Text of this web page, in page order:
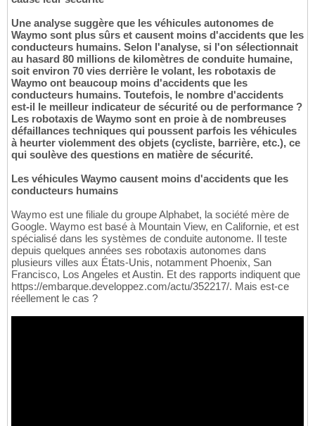
Une analyse suggère que les véhicules autonomes de
Waymo sont plus sûrs et causent moins d'accidents que les
conducteurs humains. Selon l'analyse, si l'on sélectionnait
au hasard 80 millions de kilomètres de conduite humaine,
soit environ 70 vies derrière le volant, les robotaxis de
Waymo ont beaucoup moins d'accidents que les
conducteurs humains. Toutefois, le nombre d'accidents
est-il le meilleur indicateur de sécurité ou de performance ?
Les robotaxis de Waymo sont en proie à de nombreuses
défaillances techniques qui poussent parfois les véhicules
à heurter violemment des objets (cycliste, barrière, etc.), ce
qui soulève des questions en matière de sécurité.
Les véhicules Waymo causent moins d'accidents que les
conducteurs humains
Waymo est une filiale du groupe Alphabet, la société mère de
Google. Waymo est basé à Mountain View, en Californie, et est
spécialisé dans les systèmes de conduite autonome. Il teste
depuis quelques années ses robotaxis autonomes dans
plusieurs villes aux États-Unis, notamment Phoenix, San
Francisco, Los Angeles et Austin. Et des rapports indiquent que
https://embarque.developpez.com/actu/352217/. Mais est-ce
réellement le cas ?